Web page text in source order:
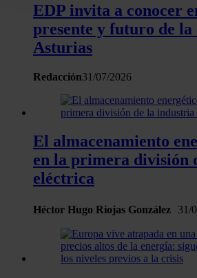
digitales)
Obtenga más información sobre
datos personales y establezca sus
consentimiento en cualquier
de cookies.
el contenido y los anuncios, ofrecer
sociales y analizar el tráfico.
información sobre el uso que haga
web, quienes pueden combinarla con
que les haya proporcionado o que
partir del uso que haya hecho de
EDP invita a conocer
presente y futuro de la
Asturias
Redacción31/07/2026
El almacenamiento
en la primera división
eléctrica
Héctor Hugo Riojas González 31/